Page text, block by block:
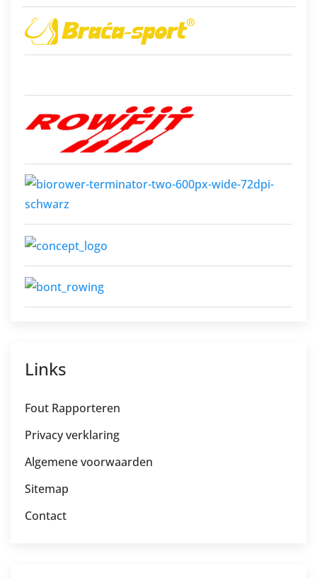
Links
Fout Rapporteren
Privacy verklaring
Algemene voorwaarden
Sitemap
Contact